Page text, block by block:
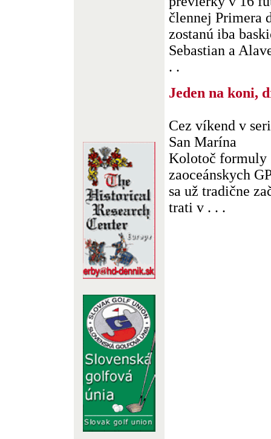
člennej Primera
zostanú iba
Sebastian a
. .
Jeden na koni,
Cez víkend v
San Marína
Kolotoč formuly
zaoceánskych
sa už tradične
trati v . . .